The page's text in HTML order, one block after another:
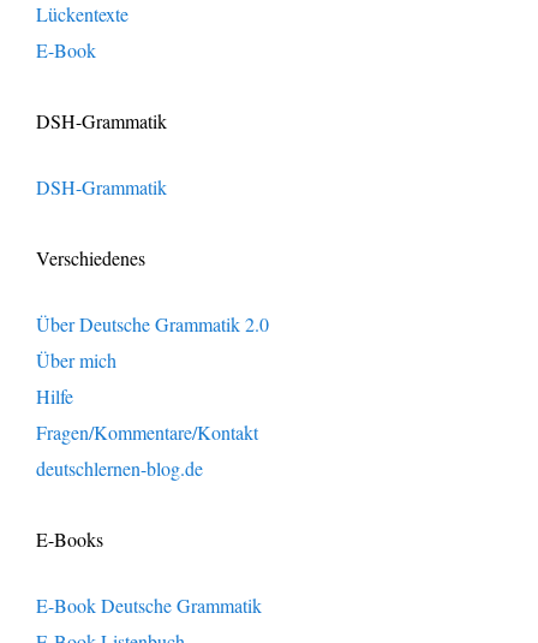
Lückentexte
E-Book
DSH-Grammatik
DSH-Grammatik
Verschiedenes
Über Deutsche Grammatik 2.0
Über mich
Hilfe
Fragen/Kommentare/Kontakt
deutschlernen-blog.de
E-Books
E-Book Deutsche Grammatik